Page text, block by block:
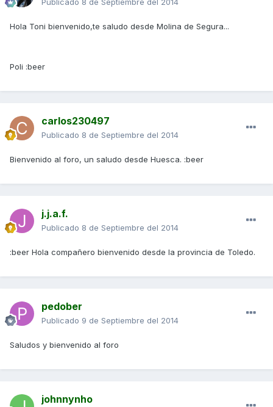
Publicado 8 de Septiembre del 2014
Hola Toni bienvenido,te saludo desde Molina de Segura...
Poli :beer
carlos230497
Publicado 8 de Septiembre del 2014
Bienvenido al foro, un saludo desde Huesca. :beer
j.j.a.f.
Publicado 8 de Septiembre del 2014
:beer Hola compañero bienvenido desde la provincia de Toledo.
pedober
Publicado 9 de Septiembre del 2014
Saludos y bienvenido al foro
johnnynho